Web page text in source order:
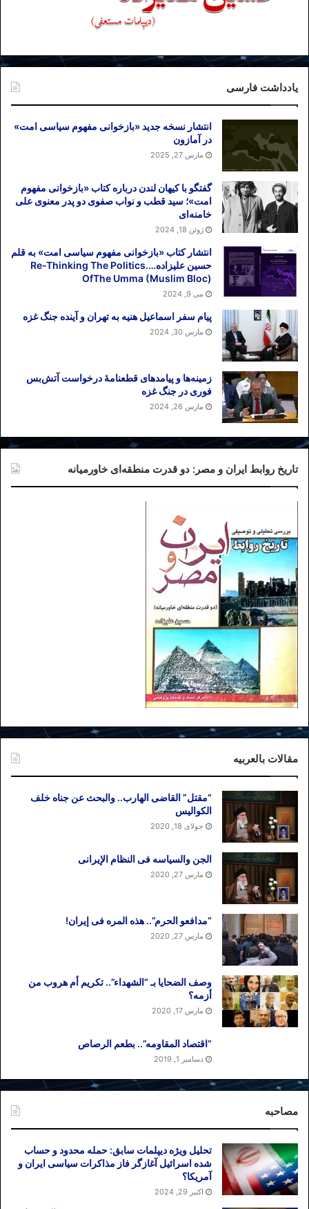
یادداشت فارسی
انتشار نسخه جدید «بازخوانی مفهوم سیاسی امت»
در آمازون
مارس 27, 2025
گفتگو با کیهان لندن درباره کتاب «بازخوانی مفهوم
امت»؛ سید قطب و نواب صفوی دو پدر معنوی علی
خامنه‌ای
ژوئن 18, 2024
انتشار کتاب «بازخوانی مفهوم سیاسی امت» به قلم
حسین علیزاده….Re-Thinking The Politics
OfThe Umma (Muslim Bloc)
می 9, 2024
پیام سفر اسماعیل هنیه به تهران و آینده جنگ غزه
مارس 30, 2024
زمینه‌ها و پیامدهای قطعنامهٔ درخواست آتش‌بس
فوری در جنگ غزه
مارس 26, 2024
تاریخ روابط ایران و مصر: دو قدرت منطقه‌ای خاورمیانه
مقالات بالعربیه
“مقتل” القاضی الهارب.. والبحث عن جناه خلف
الکوالیس
جولای 18, 2020
الجن والسیاسه فی النظام اﻹیرانی
مارس 27, 2020
“مدافعو الحرم”.. هذه المره فی إیران!
مارس 27, 2020
وصف الضحایا بـ “الشهداء”.. تکریم أم هروب من
أزمه؟
مارس 17, 2020
“اقتصاد المقاومه”.. بطعم الرصاص
دسامبر 1, 2019
مصاحبه
تحلیل ویژه دیپلمات سابق: حمله محدود و حساب
شده اسرائیل آغازگر فاز مذاکرات سیاسی ایران و
آمریکا؟
اکتبر 29, 2024